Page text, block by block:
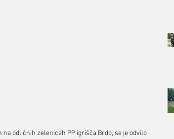
odličnih zelenicah PP igrišča Brdo, se je odvilo